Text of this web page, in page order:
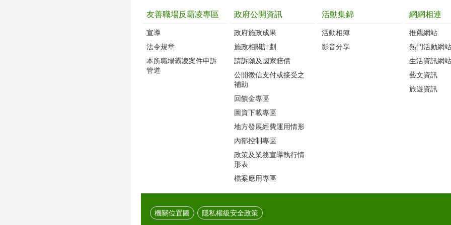
友善職場反霸凌專區
宣導
法令規章
本所職場霸凌案件申訴
管道
政府公開資訊
政府施政成果
施政相關計劃
請訴願及國家賠償
公開徵信支付或接受之
補助
回饋金專區
圖資下載專區
地方發展經費運用情形
內部控制專區
政策及業務宣導執行情
形表
檔案應用專區
活動集錦
活動相簿
影音分享
網網相連
推薦網站
熱門活動網站
生活資訊網站
藝文資訊
旅遊資訊
機關位置圖 隱私權級安全政策